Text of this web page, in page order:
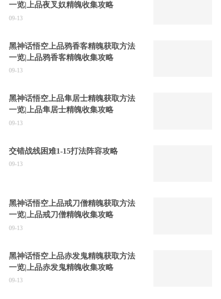
一览|上品夜叉奴精魄收集攻略
09-13
黑神话悟空上品鸦香客精魄获取方法
一览|上品鸦香客精魄收集攻略
09-13
黑神话悟空上品隼居士精魄获取方法
一览|上品隼居士精魄收集攻略
09-13
交错战线困难1-15打法阵容攻略
09-13
黑神话悟空上品戒刀僧精魄获取方法
一览|上品戒刀僧精魄收集攻略
09-13
黑神话悟空上品赤发鬼精魄获取方法
一览|上品赤发鬼精魄收集攻略
09-13